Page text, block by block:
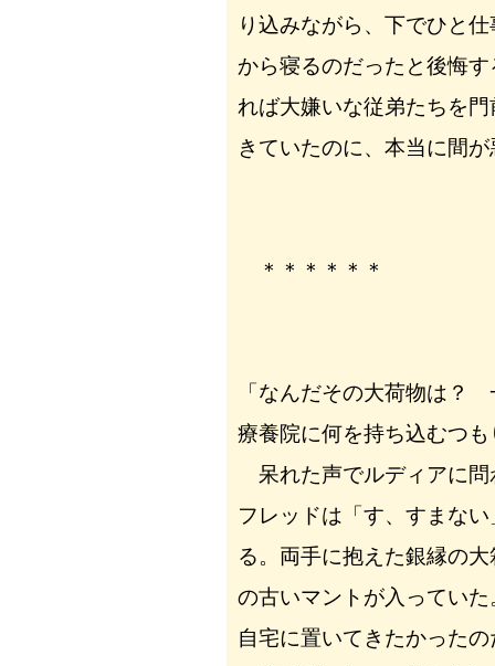
り込みながら、下でひと
から寝るのだったと後悔
れば大嫌いな従弟たちを
きていたのに、本当に間
＊＊＊＊＊＊
「なんだその大荷物は？
療養院に何を持ち込むつ
呆れた声でルディアに問
フレッドは「す、すまな
る。両手に抱えた銀縁の
の古いマントが入ってい
自宅に置いてきたかった